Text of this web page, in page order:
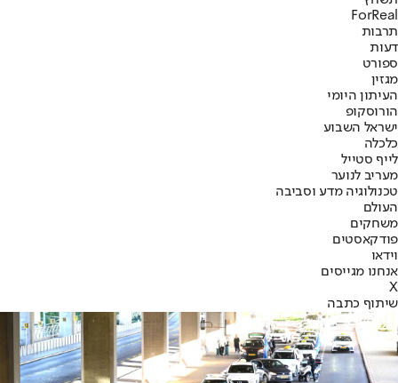
ForReal
תרבות
דעות
ספורט
מגזין
העיתון היומי
הורוסקופ
ישראל השבוע
כלכלה
לייף סטייל
מעריב לנוער
טכנולוגיה מדע וסביבה
העולם
משחקים
פודקאסטים
וידאו
אנחנו מגייסים
X
שיתוף כתבה